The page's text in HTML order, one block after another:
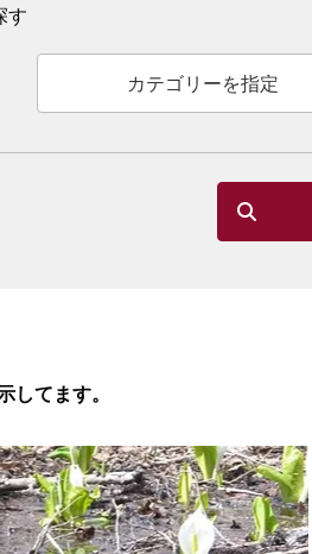
す
カテゴリーを指定
してます。